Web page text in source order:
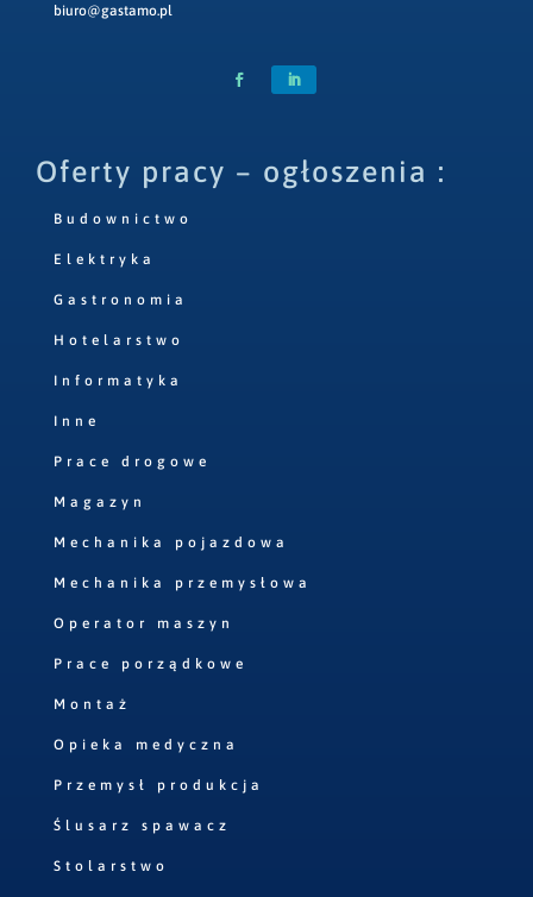
biuro@gastamo.pl
Oferty pracy – ogłoszenia :
Budownictwo
Elektryka
Gastronomia
Hotelarstwo
Informatyka
Inne
Prace drogowe
Magazyn
Mechanika pojazdowa
Mechanika przemysłowa
Operator maszyn
Prace porządkowe
Montaż
Opieka medyczna
Przemysł produkcja
Ślusarz spawacz
Stolarstwo